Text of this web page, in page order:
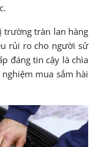
trường tràn lan hàng
rủi ro cho người sử
đáng tin cậy là chìa
mua sắm hài